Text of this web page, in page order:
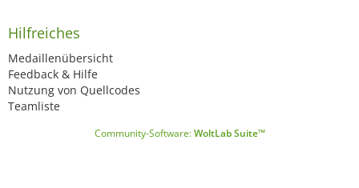
Hilfreiches
Medaillenübersicht
Feedback & Hilfe
Nutzung von Quellcodes
Teamliste
Community-Software:WoltLab Suite™